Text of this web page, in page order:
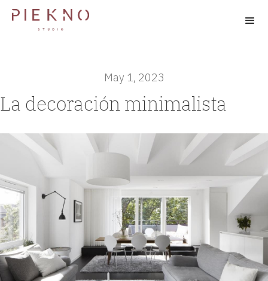
May 1, 2023
La decoración minimalista